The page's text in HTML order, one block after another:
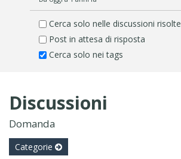
Cerca solo nelle discussioni risolte
Post in attesa di risposta
Cerca solo nei tags
Discussioni
Domanda
Categorie